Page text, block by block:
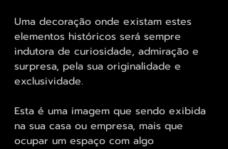
Uma decoração onde existam estes
elementos históricos será sempre
indutora de curiosidade, admiração e
surpresa, pela sua originalidade e
exclusividade.
Esta é uma imagem que sendo exibida
na sua casa ou empresa, mais que
ocupar um espaço com algo